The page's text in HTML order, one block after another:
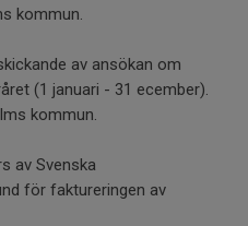
kommun.
av ansökan om
(1 januari - 31 ecember).
kommun.
av Svenska
för faktureringen av